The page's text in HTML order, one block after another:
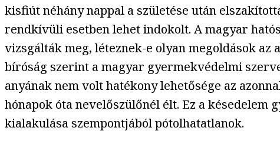
kisfiút néhány nappal a születése után
rendkívüli esetben lehet indokolt. A magyar
vizsgálták meg, léteznek-e olyan megoldások
bíróság szerint a magyar gyermekvédelmi
anyának nem volt hatékony lehetősége az
hónapok óta nevelőszülőnél élt. Ez a késedelem
kialakulása szempontjából pótolhatatlanok.